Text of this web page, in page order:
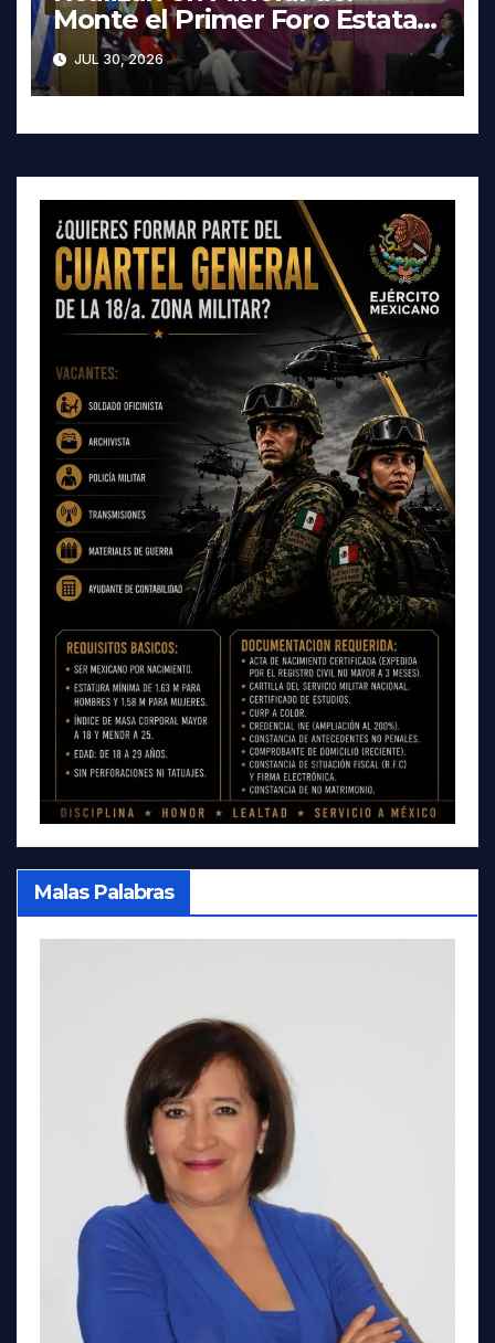
Monte el Primer Foro Estatal
contra la Trata de Personas
JUL 30, 2026
Malas Palabras